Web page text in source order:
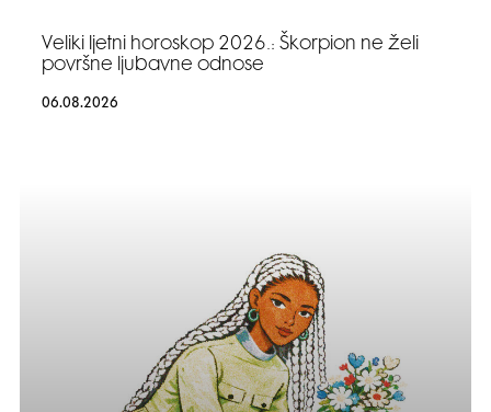
Veliki ljetni horoskop 2026.: Škorpion ne želi
površne ljubavne odnose
06.08.2026